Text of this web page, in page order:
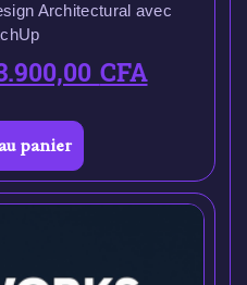
Architectural avec
CFA
panier